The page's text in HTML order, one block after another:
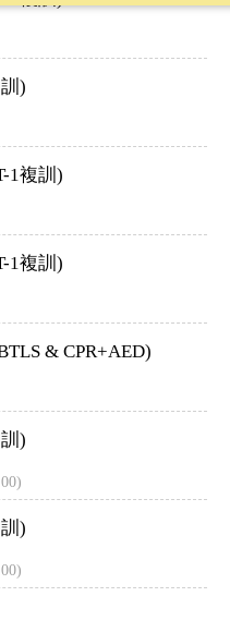
)
1複訓)
1複訓)
& CPR+AED)
)
)